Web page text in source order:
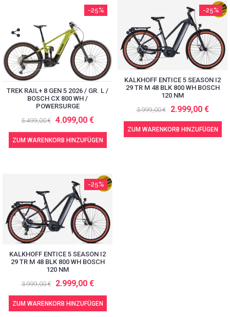
-25%
TREK RAIL+ 8 GEN 5 2026 / GR. L /
BOSCH CX 800 WH /
POWERSURGE
5.499,00 € 4.099,00 €
ZUM WARENKORB HINZUFÜGEN
-25%
KALKHOFF ENTICE 5 SEASON I2
29 TR M 48 BLK 800 WH BOSCH
120 NM
3.999,00 € 2.999,00 €
ZUM WARENKORB HINZUFÜGEN
-25%
KALKHOFF ENTICE 5 SEASON I2
29 TR M 48 BLK 800 WH BOSCH
120 NM
3.999,00 € 2.999,00 €
ZUM WARENKORB HINZUFÜGEN